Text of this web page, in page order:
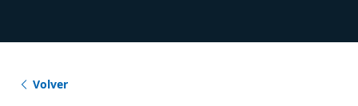
Volver